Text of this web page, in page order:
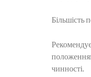
Більшість
чинності.